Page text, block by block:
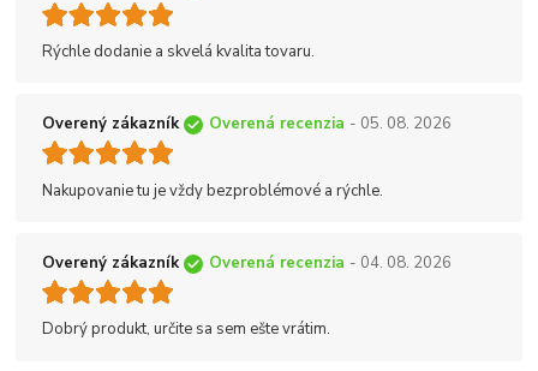
Rýchle dodanie a skvelá kvalita tovaru.
Overený zákazník Overená recenzia - 05. 08. 2026
Nakupovanie tu je vždy bezproblémové a rýchle.
Overený zákazník Overená recenzia - 04. 08. 2026
Dobrý produkt, určite sa sem ešte vrátim.